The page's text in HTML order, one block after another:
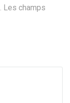
Les champs